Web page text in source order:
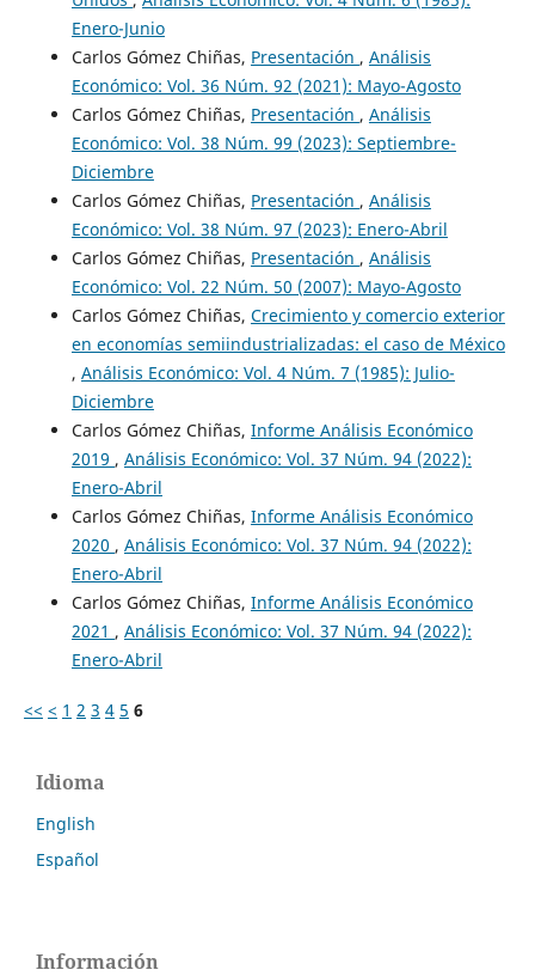
Enero-Junio
Carlos Gómez Chiñas, Presentación , Análisis
Económico: Vol. 36 Núm. 92 (2021): Mayo-Agosto
Carlos Gómez Chiñas, Presentación , Análisis
Económico: Vol. 38 Núm. 99 (2023): Septiembre-
Diciembre
Carlos Gómez Chiñas, Presentación , Análisis
Económico: Vol. 38 Núm. 97 (2023): Enero-Abril
Carlos Gómez Chiñas, Presentación , Análisis
Económico: Vol. 22 Núm. 50 (2007): Mayo-Agosto
Carlos Gómez Chiñas, Crecimiento y comercio exterior
en economías semiindustrializadas: el caso de México
, Análisis Económico: Vol. 4 Núm. 7 (1985): Julio-
Diciembre
Carlos Gómez Chiñas, Informe Análisis Económico
2019 , Análisis Económico: Vol. 37 Núm. 94 (2022):
Enero-Abril
Carlos Gómez Chiñas, Informe Análisis Económico
2020 , Análisis Económico: Vol. 37 Núm. 94 (2022):
Enero-Abril
Carlos Gómez Chiñas, Informe Análisis Económico
2021 , Análisis Económico: Vol. 37 Núm. 94 (2022):
Enero-Abril
<< < 1 2 3 4 5 6
Idioma
English
Español
Información